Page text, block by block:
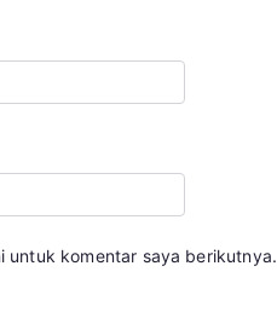
untuk komentar saya berikutnya.